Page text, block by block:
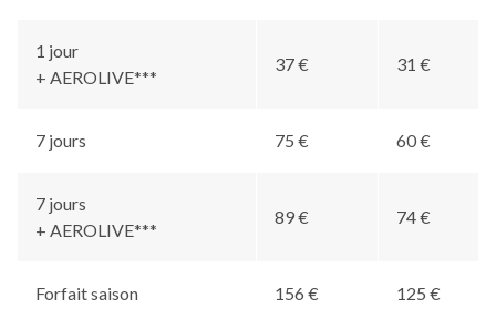
1 jour
+ AEROLIVE***
37 € 31 €
7 jours 75 € 60 €
7 jours
+ AEROLIVE***
89 € 74 €
Forfait saison 156 € 125 €